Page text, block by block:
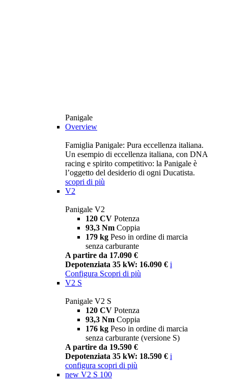
Panigale
Overview
Famiglia Panigale: Pura eccellenza italiana.
Un esempio di eccellenza italiana, con DNA
racing e spirito competitivo: la Panigale è
l’oggetto del desiderio di ogni Ducatista.
scopri di più
V2
Panigale V2
120 CV Potenza
93,3 Nm Coppia
179 kg Peso in ordine di marcia
senza carburante
A partire da 17.090 €
Depotenziata 35 kW: 16.090 € i
Configura Scopri di più
V2 S
Panigale V2 S
120 CV Potenza
93,3 Nm Coppia
176 kg Peso in ordine di marcia
senza carburante (versione S)
A partire da 19.590 €
Depotenziata 35 kW: 18.590 € i
configura scopri di più
new V2 S 100